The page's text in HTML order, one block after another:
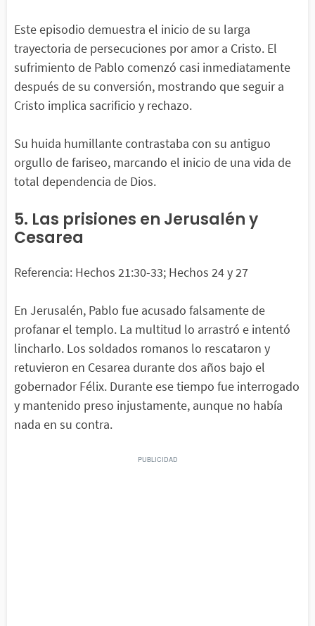
Este episodio demuestra el inicio de su larga
trayectoria de persecuciones por amor a Cristo. El
sufrimiento de Pablo comenzó casi inmediatamente
después de su conversión, mostrando que seguir a
Cristo implica sacrificio y rechazo.
Su huida humillante contrastaba con su antiguo
orgullo de fariseo, marcando el inicio de una vida de
total dependencia de Dios.
5. Las prisiones en Jerusalén y
Cesarea
Referencia: Hechos 21:30-33; Hechos 24 y 27
En Jerusalén, Pablo fue acusado falsamente de
profanar el templo. La multitud lo arrastró e intentó
lincharlo. Los soldados romanos lo rescataron y
retuvieron en Cesarea durante dos años bajo el
gobernador Félix. Durante ese tiempo fue interrogado
y mantenido preso injustamente, aunque no había
nada en su contra.